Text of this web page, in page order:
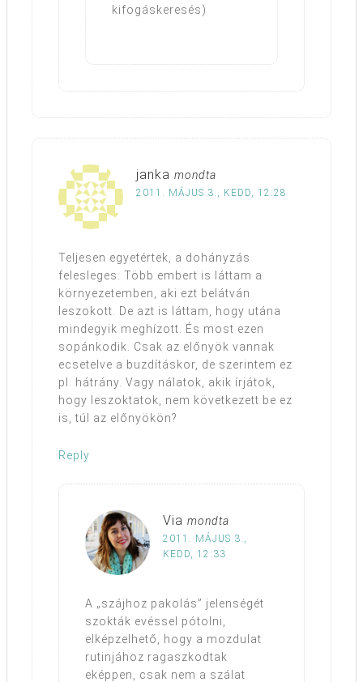
kifogáskeresés)
janka mondta
2011. MÁJUS 3., KEDD, 12:28
Teljesen egyetértek, a dohányzás
felesleges. Több embert is láttam a
környezetemben, aki ezt belátván
leszokott. De azt is láttam, hogy utána
mindegyik meghízott. És most ezen
sopánkodik. Csak az előnyök vannak
ecsetelve a buzdításkor, de szerintem ez
pl. hátrány. Vagy nálatok, akik írjátok,
hogy leszoktatok, nem következett be ez
is, túl az előnyökön?
Reply
Via mondta
2011. MÁJUS 3.,
KEDD, 12:33
A „szájhoz pakolás” jelenségét
szokták evéssel pótolni,
elképzelhető, hogy a mozdulat
rutinjához ragaszkodtak
eképpen, csak nem a szálat